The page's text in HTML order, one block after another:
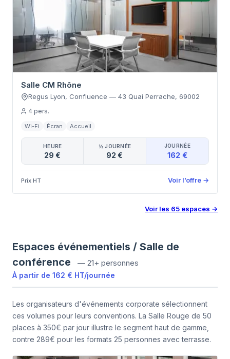
Salle CM Rhône
Regus Lyon, Confluence — 43 Quai Perrache, 69002
4 pers.
Wi-Fi Écran Accueil
HEURE
29 €
½ JOURNÉE
92 €
JOURNÉE
162 €
Prix HT Voir l’offre →
Voir les 65 espaces →
Espaces événementiels / Salle de
conférence
— 21+ personnes
À partir de 162 € HT/journée
Les organisateurs d'événements corporate sélectionnent
ces volumes pour leurs conventions. La Salle Rouge de 50
places à 350€ par jour illustre le segment haut de gamme,
contre 289€ pour les formats 25 personnes avec terrasse.